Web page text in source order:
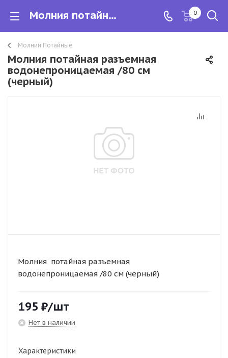
Молния потайная разъемная водонепроницаемая /80 см (черный) 0
Молнии Потайные
Молния потайная разъемная
водонепроницаемая /80 см
(черный)
Молния потайная разъемная
водонепроницаемая /80 см (черный)
195 ₽/шт
Нет в наличии
Характеристики